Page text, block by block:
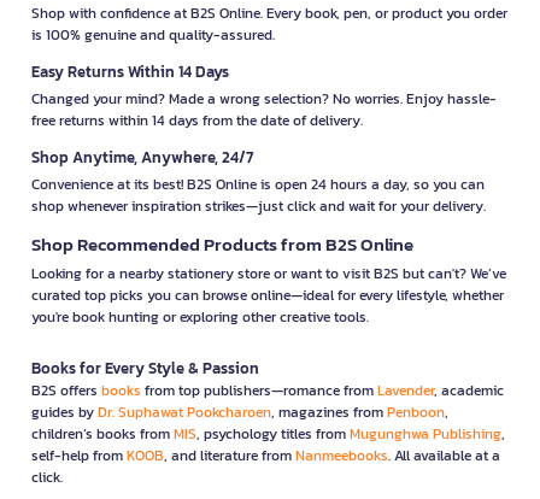
Shop with confidence at B2S Online. Every book, pen, or product you order
is 100% genuine and quality-assured.
Easy Returns Within 14 Days
Changed your mind? Made a wrong selection? No worries. Enjoy hassle-
free returns within 14 days from the date of delivery.
Shop Anytime, Anywhere, 24/7
Convenience at its best! B2S Online is open 24 hours a day, so you can
shop whenever inspiration strikes—just click and wait for your delivery.
Shop Recommended Products from B2S Online
Looking for a nearby stationery store or want to visit B2S but can't? We’ve
curated top picks you can browse online—ideal for every lifestyle, whether
you're book hunting or exploring other creative tools.
Books for Every Style & Passion
B2S offers books from top publishers—romance fromLavender, academic
guides byDr. Suphawat Pookcharoen, magazines fromPenboon,
children’s books fromMIS, psychology titles fromMugunghwa Publishing,
self-help fromKOOB, and literature fromNanmeebooks. All available at a
click.